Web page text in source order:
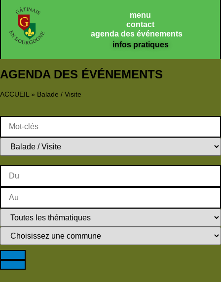
menu
contact
agenda des événements
infos pratiques
AGENDA DES ÉVÉNEMENTS
ACCUEIL» Balade / Visite